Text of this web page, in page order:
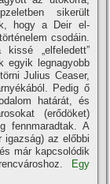
sikerült
hogy a Deir el-
csodáin.
„elfeledett”
egyik legnagyobb
Julius Ceaser,
Pedig ő
határát, és
(erődöket)
fennmaradtak. A
igazság) az előbbi
már kapcsolódik
Egy